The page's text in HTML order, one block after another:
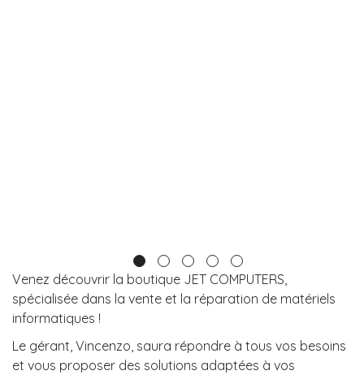
Venez découvrir la boutique JET COMPUTERS,
spécialisée dans la vente et la réparation de matériels
informatiques !
Le gérant, Vincenzo, saura répondre à tous vos besoins
et vous proposer des solutions adaptées à vos